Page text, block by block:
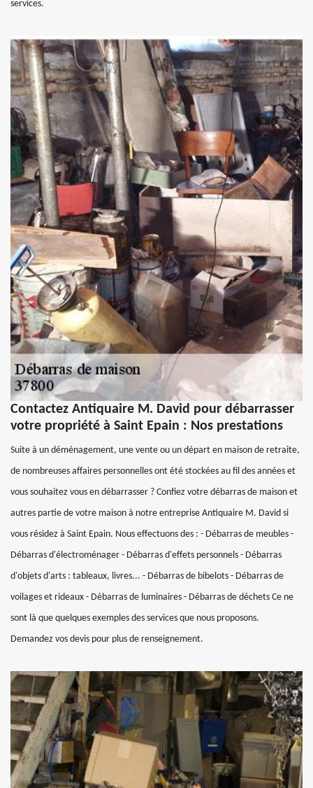
services.
Contactez Antiquaire M. David pour débarrasser
votre propriété à Saint Epain : Nos prestations
Suite à un déménagement, une vente ou un départ en maison de retraite,
de nombreuses affaires personnelles ont été stockées au fil des années et
vous souhaitez vous en débarrasser ? Confiez votre débarras de maison et
autres partie de votre maison à notre entreprise Antiquaire M. David si
vous résidez à Saint Epain. Nous effectuons des : - Débarras de meubles -
Débarras d'électroménager - Débarras d'effets personnels - Débarras
d'objets d'arts : tableaux, livres... - Débarras de bibelots - Débarras de
voilages et rideaux - Débarras de luminaires - Débarras de déchets Ce ne
sont là que quelques exemples des services que nous proposons.
Demandez vos devis pour plus de renseignement.